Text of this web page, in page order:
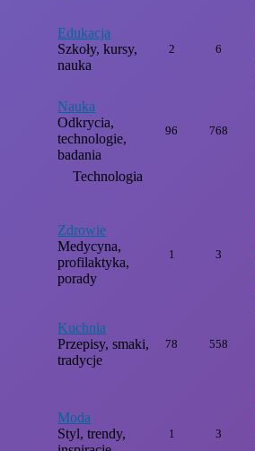
Edukacja
Szkoły, kursy,
nauka
2 6
Nauka
Odkrycia,
technologie,
badania
96 768
Technologia
Zdrowie
Medycyna,
profilaktyka,
porady
1 3
Kuchnia
Przepisy, smaki,
tradycje
78 558
Moda
Styl, trendy,
1 3